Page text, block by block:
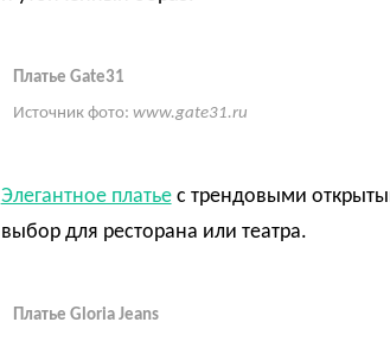
Платье Gate31
Источник фото: www.gate31.ru
Элегантное платьес трендовыми
выбор для ресторана или театра.
Платье Gloria Jeans